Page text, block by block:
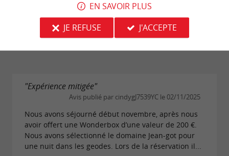
Qualité/prix
Propreté
"Expérience mitigée"
Avis publié par cindygJ7539YC le 02/11/2025
Nous avons séjourné début novembre, après nous
avoir offert une Wonderbox d’une valeur de 200 €.
Nous avons sélectionné le domaine Jean-got pour
une nuit dans les geodes. Lors de la réservation il...
EN SAVOIR PLUS
JE REFUSE
J'ACCEPTE